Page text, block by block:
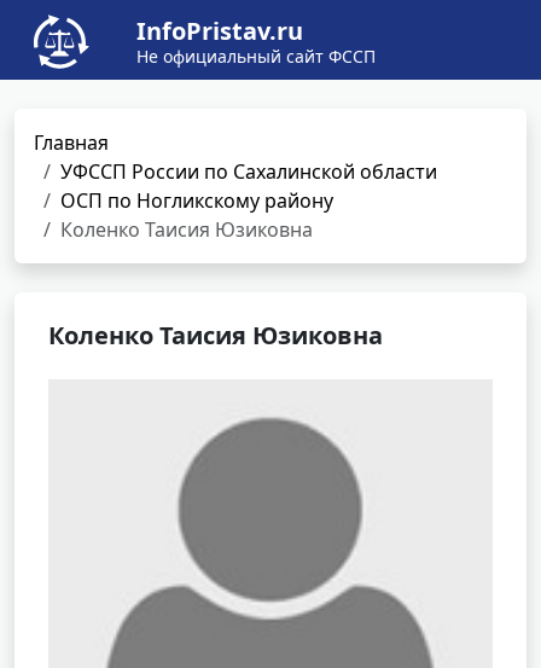
InfoPristav.ru
Не официальный сайт ФССП
Главная
УФССП России по Сахалинской области
ОСП по Ногликскому району
Коленко Таисия Юзиковна
Коленко Таисия Юзиковна